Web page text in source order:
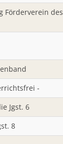
Förderverein des
-
Jgst. 6
8